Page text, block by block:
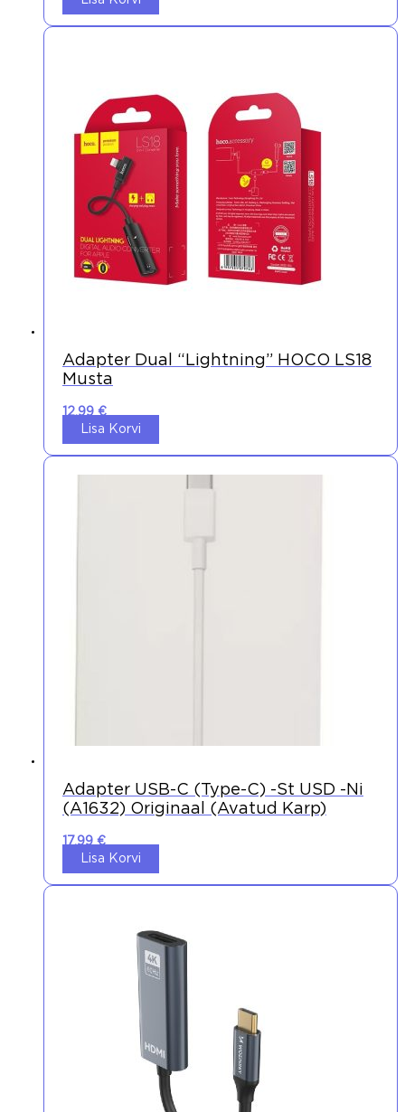
Adapter Dual “lightning” HOCO LS18
Musta
12,99 €
Lisa Korvi
Adapter USB-C (Type-C) -st USD -ni
(A1632) Originaal (avatud Karp)
17,99 €
Lisa Korvi